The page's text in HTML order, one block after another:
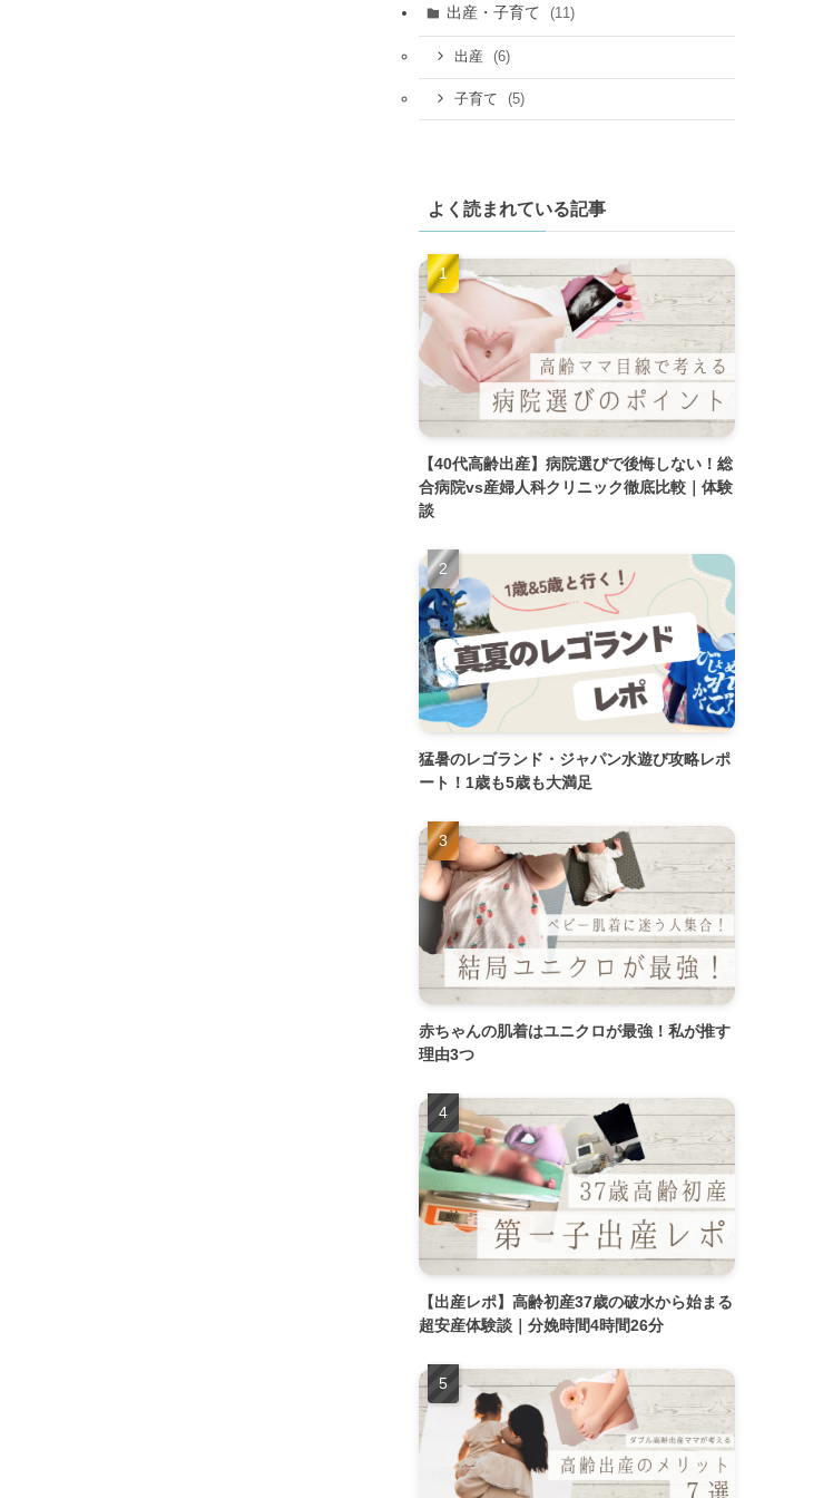
出産・子育て (11)
出産 (6)
子育て (5)
よく読まれている記事
【40代高齢出産】病院選びで後悔しない！総
合病院vs産婦人科クリニック徹底比較｜体験
談
猛暑のレゴランド・ジャパン水遊び攻略レポ
ート！1歳も5歳も大満足
赤ちゃんの肌着はユニクロが最強！私が推す
理由3つ
【出産レポ】高齢初産37歳の破水から始まる
超安産体験談｜分娩時間4時間26分